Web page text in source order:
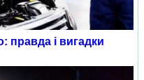
правда і вигадки